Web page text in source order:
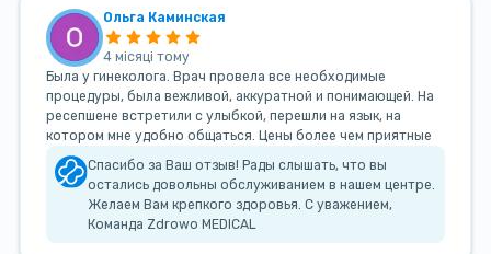
Ольга Каминская
4 місяці тому
Была у гинеколога. Врач провела все необходимые
процедуры, была вежливой, аккуратной и понимающей. На
ресепшене встретили с улыбкой, перешли на язык, на
котором мне удобно общаться. Цены более чем приятные
Спасибо за Ваш отзыв! Рады слышать, что вы
остались довольны обслуживанием в нашем центре.
Желаем Вам крепкого здоровья. С уважением,
Команда Zdrowo MEDICAL